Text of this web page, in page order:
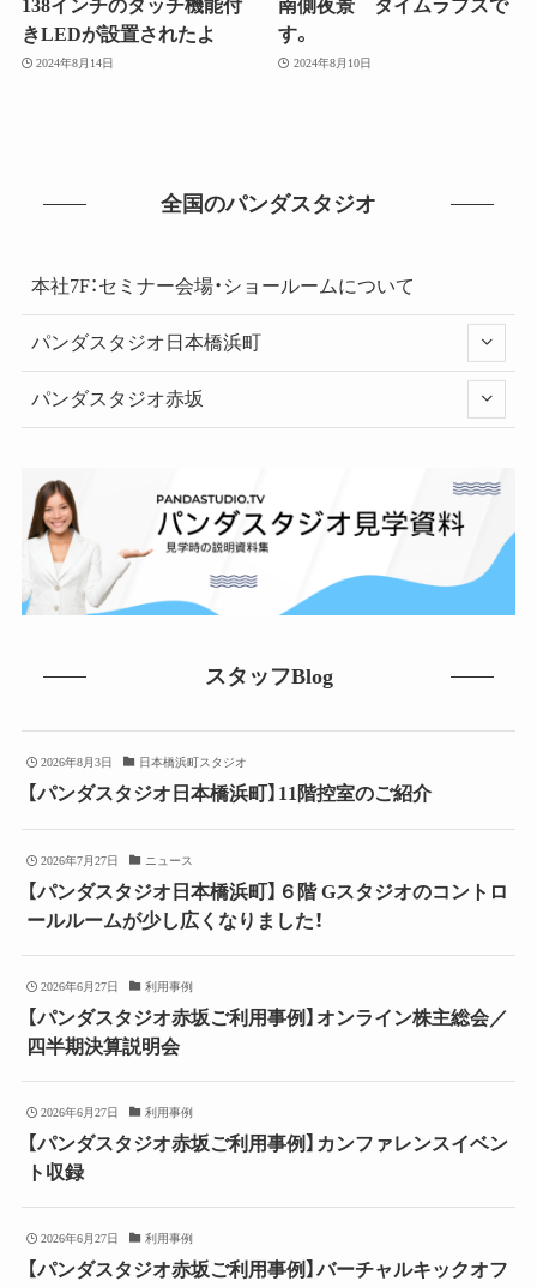
138インチのタッチ機能付
きLEDが設置されたよ
2024年8月14日
南側夜景 タイムラプスで
す。
2024年8月10日
全国のパンダスタジオ
本社7F：セミナー会場・ショールームについて
パンダスタジオ日本橋浜町
パンダスタジオ赤坂
スタッフBlog
2026年8月3日 日本橋浜町スタジオ
【パンダスタジオ日本橋浜町】11階控室のご紹介
2026年7月27日 ニュース
【パンダスタジオ日本橋浜町】６階 Gスタジオのコントロ
ールルームが少し広くなりました！
2026年6月27日 利用事例
【パンダスタジオ赤坂ご利用事例】オンライン株主総会／
四半期決算説明会
2026年6月27日 利用事例
【パンダスタジオ赤坂ご利用事例】カンファレンスイベン
ト収録
2026年6月27日 利用事例
【パンダスタジオ赤坂ご利用事例】バーチャルキックオフ